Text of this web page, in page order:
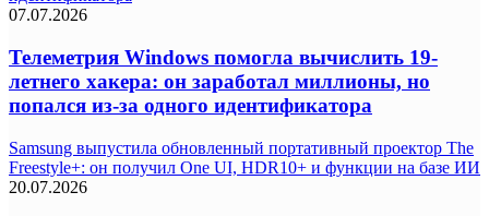
07.07.2026
Телеметрия Windows помогла вычислить 19-
летнего хакера: он заработал миллионы, но
попался из-за одного идентификатора
Samsung выпустила обновленный портативный проектор The
Freestyle+: он получил One UI, HDR10+ и функции на базе ИИ
20.07.2026